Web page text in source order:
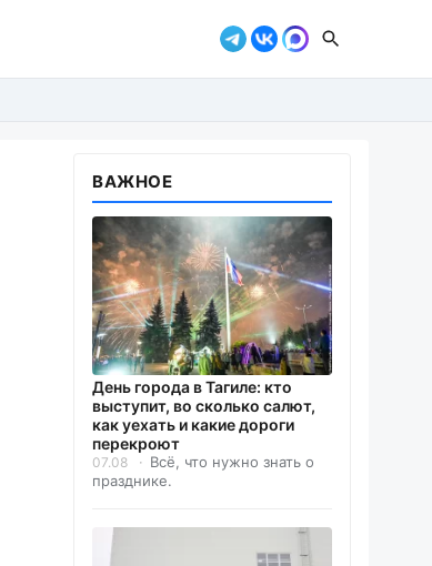
ВАЖНОЕ
День города в Тагиле: кто
выступит, во сколько салют,
как уехать и какие дороги
перекроют
07.08
Всё, что нужно знать о
празднике.